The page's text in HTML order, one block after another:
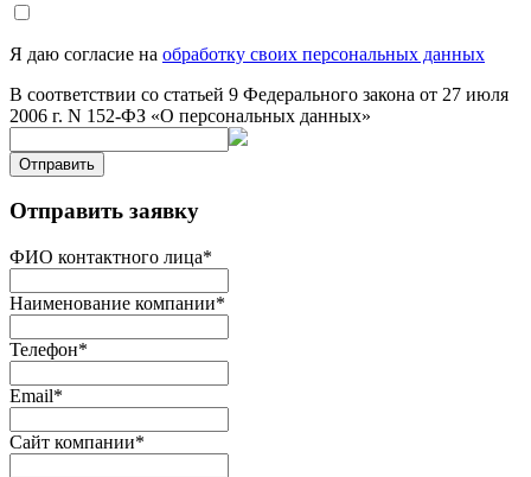
Я даю согласие на обработку своих персональных данных
В соответствии со статьей 9 Федерального закона от 27 июля
2006 г. N 152-ФЗ «О персональных данных»
Отправить
Отправить заявку
ФИО контактного лица*
Наименование компании*
Телефон*
Email*
Сайт компании*